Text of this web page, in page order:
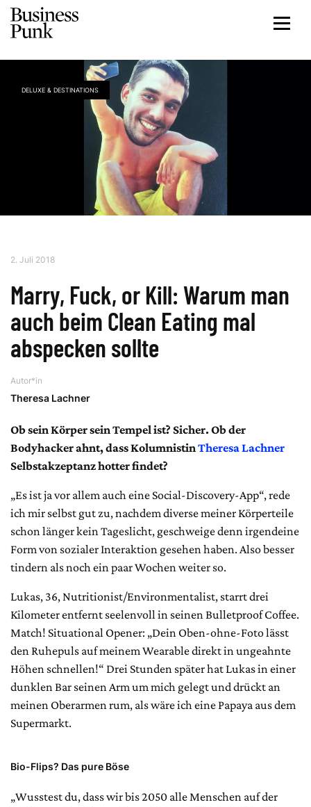
DELUXE & DESTINATIONS
2. Juli 2018
Marry, Fuck, or Kill: Warum man
auch beim Clean Eating mal
abspecken sollte
Autor*in
Theresa Lachner
Ob sein Körper sein Tempel ist? Sicher. Ob der
Bodyhacker ahnt, dass KolumnistinTheresa Lachner
Selbstakzeptanz hotter findet?
„Es ist ja vor allem auch eine Social-Discovery-App“, rede
ich mir selbst gut zu, nachdem diverse meiner Körperteile
schon länger kein Tageslicht, geschweige denn irgendeine
Form von sozialer Interaktion gesehen haben. Also besser
tindern als noch ein paar Wochen weiter so.
Lukas, 36, Nutritionist/Environmentalist, starrt drei
Kilometer entfernt seelenvoll in seinen Bulletproof Coffee.
Match! Situational Opener: „Dein Oben-ohne-Foto lässt
den Ruhepuls auf meinem Wearable direkt in ungeahnte
Höhen schnellen!“ Drei Stunden später hat Lukas in einer
dunklen Bar seinen Arm um mich gelegt und drückt an
meinen Oberarmen rum, als wäre ich eine Papaya aus dem
Supermarkt.
Bio-Flips? Das pure Böse
„Wusstest du, dass wir bis 2050 alle Menschen auf der